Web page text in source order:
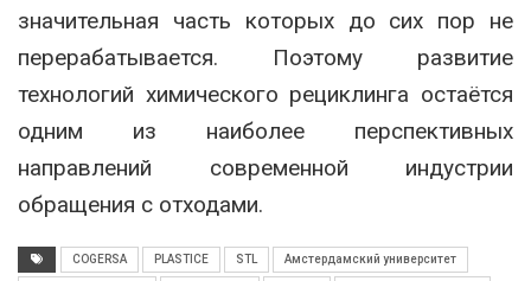
значительная часть которых до сих пор не
перерабатывается. Поэтому развитие
технологий химического рециклинга остаётся
одним из наиболее перспективных
направлений современной индустрии
обращения с отходами.
COGERSA PLASTICE STL Амстердамский университет